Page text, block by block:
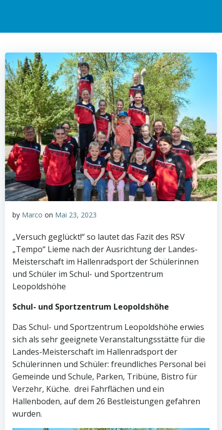
by Marco on Mai 23, 2023
„Versuch geglückt!“ so lautet das Fazit des RSV
„Tempo“ Lieme nach der Ausrichtung der Landes-
Meisterschaft im Hallenradsport der Schülerinnen
und Schüler im Schul- und Sportzentrum
Leopoldshöhe
Schul- und Sportzentrum Leopoldshöhe
Das Schul- und Sportzentrum Leopoldshöhe erwies
sich als sehr geeignete Veranstaltungsstätte für die
Landes-Meisterschaft im Hallenradsport der
Schülerinnen und Schüler: freundliches Personal bei
Gemeinde und Schule, Parken, Tribüne, Bistro für
Verzehr, Küche. drei Fahrflächen und ein
Hallenboden, auf dem 26 Bestleistungen gefahren
wurden.